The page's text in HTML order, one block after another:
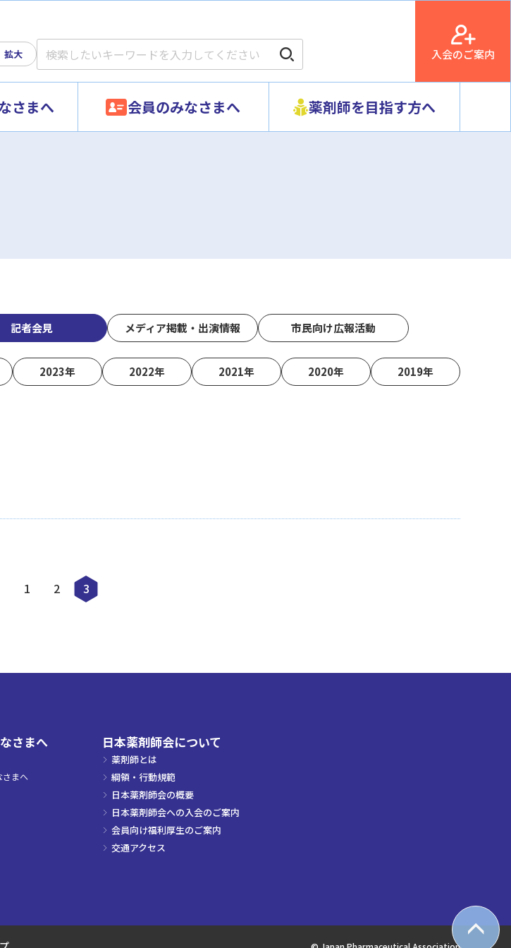
拡大 入会のご案内
さまへ 会員のみなさまへ 薬剤師を目指す方へ
記者会見 メディア掲載・出演情報 市民向け広報活動
2023年 2022年 2021年 2020年
2019年
1 2 3
さまへ
さまへ
日本薬剤師会について
薬剤師とは
綱領・行動規範
日本薬剤師会の概要
日本薬剤師会への入会のご案内
会員向け福利厚生のご案内
交通アクセス